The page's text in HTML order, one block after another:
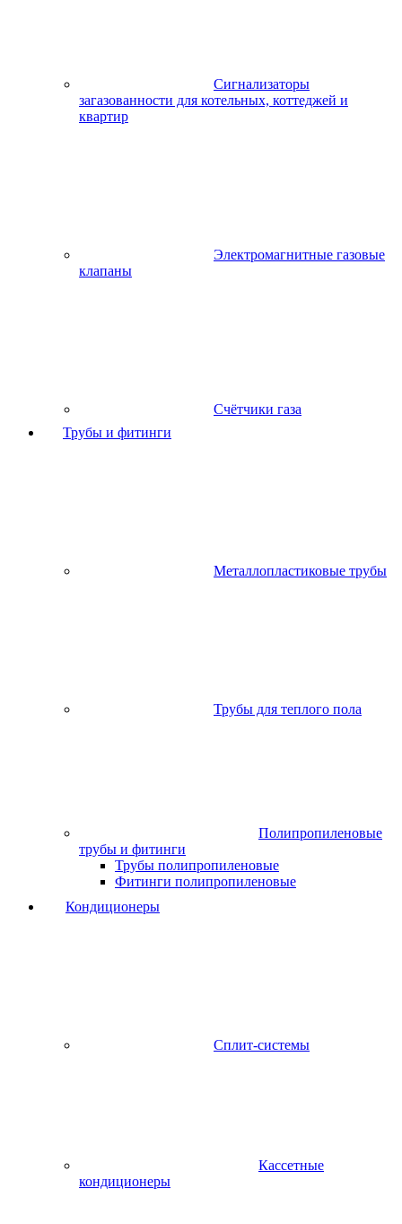
Сигнализаторы
загазованности для котельных, коттеджей и
квартир
Электромагнитные газовые
клапаны
Счётчики газа
Трубы и фитинги
Металлопластиковые трубы
Трубы для теплого пола
Полипропиленовые
трубы и фитинги
Трубы полипропиленовые
Фитинги полипропиленовые
Кондиционеры
Сплит-системы
Кассетные
кондиционеры